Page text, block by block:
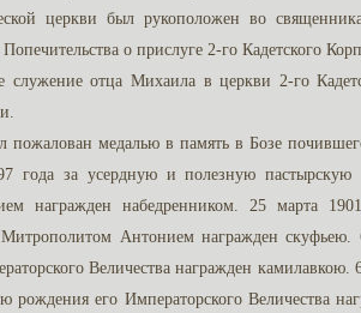
церкви был рукоположен во
о прислуге 2-го Кадетского
служение отца Михаила в церкви 2-го
пожалован медалью в память в Бозе
года за усердную и полезную
награжден набедренником. 25 марта
Антонием награжден
Величества награжден
рождения его Императорского Величества